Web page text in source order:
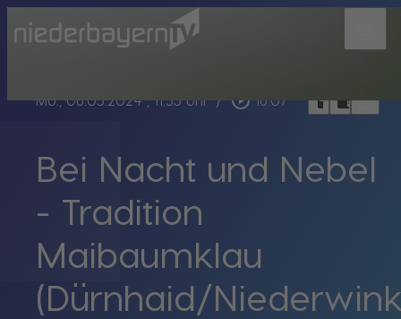
Mo., 06.05.2024, 11:55 Uhr / play_circle_outline 16:07 headphoneschrome_reader_modebookmark_border
Bei Nacht und Nebel
- Tradition
Maibaumklau
(Dürnhaid/